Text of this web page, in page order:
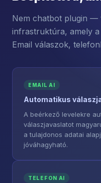
Nem chatbot plugin —
infrastruktúra, amely
Email válaszok,
EMAIL AI
Automatikus
A beérkező levelekre
válaszjavaslatot
a tulajdonos adatai
jóváhagyható.
TELEFON AI